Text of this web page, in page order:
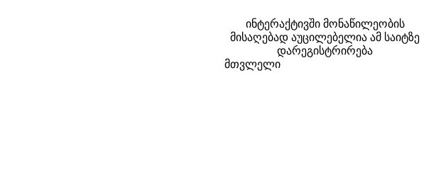
ინტერაქტივში მონაწილეობის
მისაღებად აუცილებელია ამ საიტზე
დარეგისტრირება
მთვლელი